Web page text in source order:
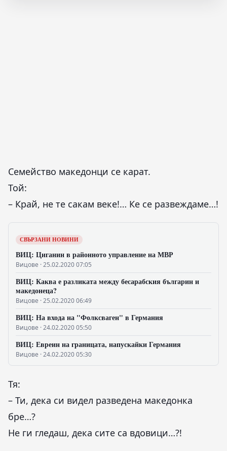
Семейство македонци се карат.
Той:
– Край, не те сакам веке!… Ке се развеждаме…!
СВЪРЗАНИ НОВИНИ
ВИЦ: Циганин в районното управление на МВР
Вицове · 25.02.2020 07:05
ВИЦ: Каква е разликата между бесарабския българин и
македонеца?
Вицове · 25.02.2020 06:49
ВИЦ: На входа на "Фолксваген" в Германия
Вицове · 24.02.2020 05:50
ВИЦ: Евреин на границата, напускайки Германия
Вицове · 24.02.2020 05:30
Тя:
– Ти, дека си видел разведена македонка
бре…?
Не ги гледаш, дека сите са вдовици…?!